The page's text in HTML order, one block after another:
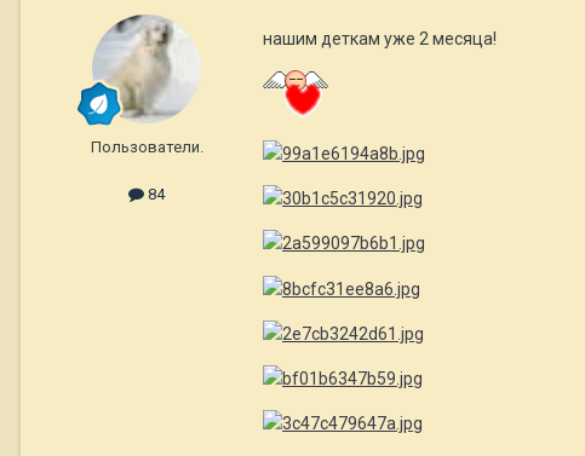
Пользователи.
84
нашим деткам уже 2 месяца!